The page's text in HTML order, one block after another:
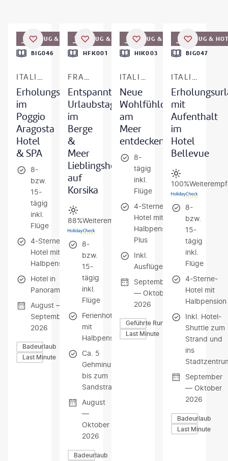
FLUG & HOTEL
BIG046
ITALIEN - ISCHIA
Erholungsurlaub
im
Poggio
Aragosta
Hotel
& SPA
8-
bzw.
15-
tägig
inkl.
Flüge
4-Sterne-
Hotel mit
Halbpension
Hotel in
Panoramalage
August —
September
2026
Badeurlaub
Last Minute
DEAL FLUG & HOTEL
HFK001
FRANKREICH - KORSIKA
Entspannte
Urlaubstage
im
Berge
&
Meer
Lieblingshotel
auf
Korsika
Weiterempfehlung
88%
8-
bzw.
15-
tägig
inkl.
Flüge
Ferienhotel
mit
Halbpension
Ca. 5
Gehminuten
bis zum
Sandstrand
August
—
Oktober
2026
Badeurlaub
FLUG & HOTEL
HIK003
ITALIEN - KALABRIEN
Neue
Wohlfühloase
am
Meer
entdecken
8-
tägig
inkl.
Flüge
4-Sterne-
Hotel mit
Halbpension
Plus
Inkl.
Ausflüge
September
— Oktober
2026
Geführte Rundreisen
Last Minute
FLUG &
BIG047
ITALIEN - KAMPANIEN
mit
Aufenthalt
im
Hotel
Bellevue
100%
8-
bzw.
15-
tägig
inkl.
Flüge
4-Sterne-
Hotel mit
Halbpension
Inkl. Hotel-
Shuttle zum
Strand und
ins
September
— Oktober
2026
Badeurlaub
Last Minute